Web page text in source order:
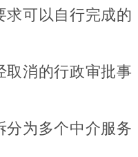
求可以自行完成的
取消的行政审批事
分为多个中介服务